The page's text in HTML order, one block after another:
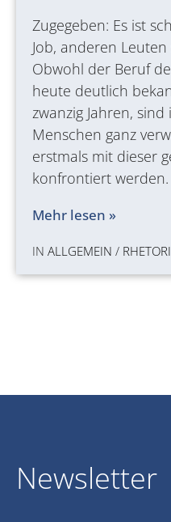
Zugegeben: Es ist
Job, anderen
Obwohl der Beruf
heute deutlich
zwanzig Jahren,
Menschen ganz
erstmals mit dieser
konfrontiert werden.
Mehr lesen »
IN ALLGEMEIN /
Newsletter